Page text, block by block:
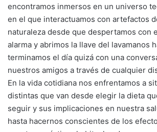
encontramos inmersos en un universo
en el que interactuamos con artefactos
naturaleza desde que despertamos con
alarma y abrimos la llave del lavamanos
terminamos el día quizá con una
nuestros amigos a través de cualquier
En la vida cotidiana nos enfrentamos a
distintas que van desde elegir la dieta
seguir y sus implicaciones en nuestra
hasta hacernos conscientes de los